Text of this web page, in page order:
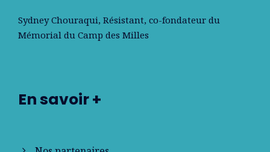
Sydney Chouraqui, Résistant, co-fondateur du
Mémorial du Camp des Milles
En savoir +